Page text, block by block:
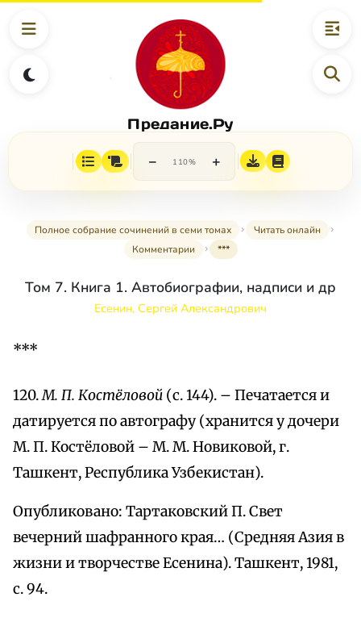
Предание.Ру
− 110% +
Полное собрание сочинений в семи томах
Читать онлайн
Комментарии
***
Том 7. Книга 1. Автобиографии, надписи и др
Есенин, Сергей Александрович
***
120.М. П. Костёловой (с. 144). – Печатается и
датируется по автографу (хранится у дочери
М. П. Костёловой – М. М. Новиковой, г.
Ташкент, Республика Узбекистан).
Опубликовано: Тартаковский П. Свет
вечерний шафранного края… (Средняя Азия в
жизни и творчестве Есенина). Ташкент, 1981,
с. 94.